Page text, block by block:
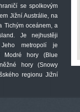
se spolkovým
Jižní Austrálie, na
Tichým oceánem, a
Je nejhustěji
Jeho metropolí je
Modré hory (Blue
hory (Snowy
regionu Jižní